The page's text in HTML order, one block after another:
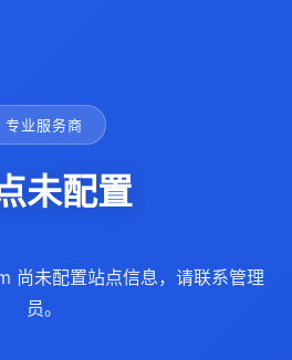
专业服务商
未配置
未配置站点信息，请联系管理
员。